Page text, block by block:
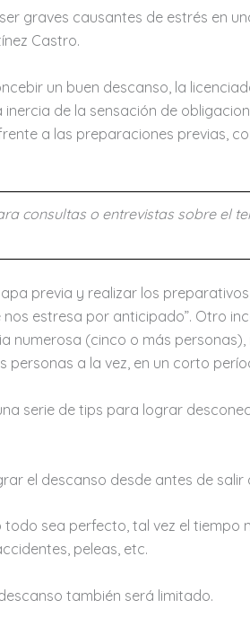
graves causantes de estrés en
Castro.
un buen descanso, la
de la sensación de
a las preparaciones previas,
consultas o entrevistas sobre el
previa y realizar los
estresa por anticipado”. Otro
numerosa (cinco o más
a la vez, en un corto
serie de tips para lograr
el descanso desde antes de salir
sea perfecto, tal vez el
peleas, etc.
también será limitado.